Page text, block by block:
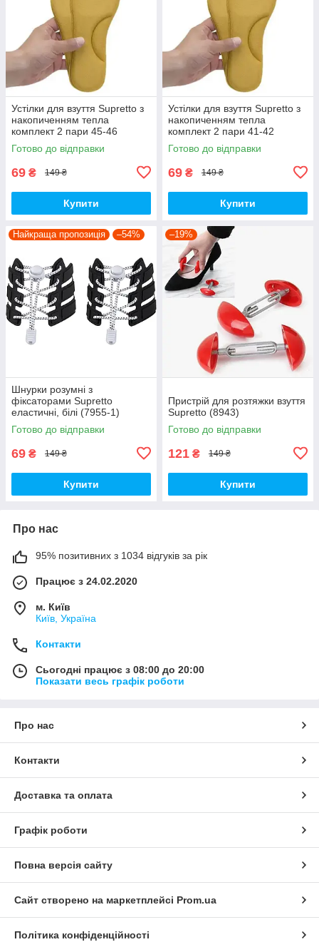
Устілки для взуття Supretto з
накопиченням тепла
комплект 2 пари 45-46
(91990003)
Готово до відправки
69 ₴ 149 ₴
Купити
Устілки для взуття Supretto з
накопиченням тепла
комплект 2 пари 41-42
(91990001)
Готово до відправки
69 ₴ 149 ₴
Купити
Найкраща пропозиція –54%
Шнурки розумні з
фіксаторами Supretto
еластичні, білі (7955-1)
Готово до відправки
69 ₴ 149 ₴
Купити
–19%
Пристрій для розтяжки взуття
Supretto (8943)
Готово до відправки
121 ₴ 149 ₴
Купити
Про нас
95% позитивних з 1034 відгуків за рік
Працює з 24.02.2020
м. Київ
Київ, Україна
Контакти
Сьогодні працює з 08:00 до 20:00
Показати весь графік роботи
Про нас
Контакти
Доставка та оплата
Графік роботи
Повна версія сайту
Сайт створено на маркетплейсі Prom.ua
Політика конфіденційності